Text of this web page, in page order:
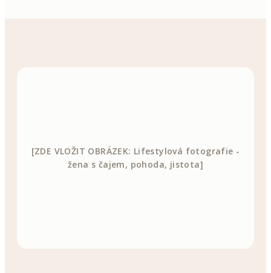
[ZDE VLOŽIT OBRÁZEK: Lifestylová fotografie -
žena s čajem, pohoda, jistota]